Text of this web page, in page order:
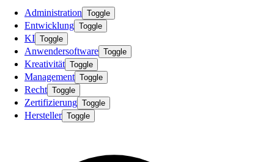
Administration Toggle
Entwicklung Toggle
KI Toggle
Anwendersoftware Toggle
Kreativität Toggle
Management Toggle
Recht Toggle
Zertifizierung Toggle
Hersteller Toggle